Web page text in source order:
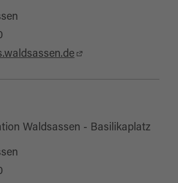
Waldsassen - Basilikaplatz